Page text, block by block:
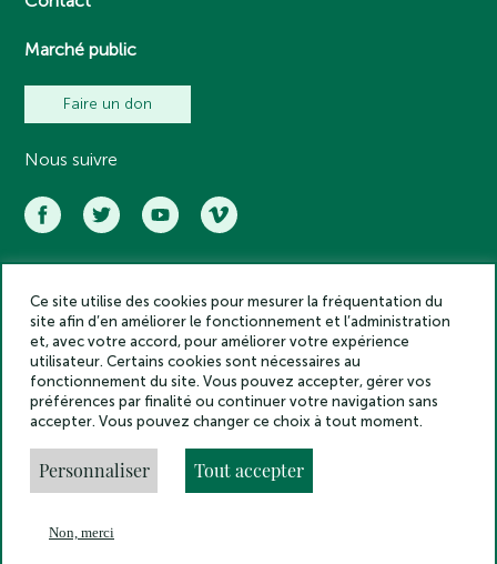
Marché public
Faire un don
Nous suivre
Académie des inscriptions et belles lettres – Tous droits réservés
2025
Politique de confidentialité
Mentions légales
Crédits
Gestion des cookies
Made by
Ce site utilise des cookies pour mesurer la fréquentation du
site afin d’en améliorer le fonctionnement et l’administration
et, avec votre accord, pour améliorer votre expérience
utilisateur. Certains cookies sont nécessaires au
fonctionnement du site. Vous pouvez accepter, gérer vos
préférences par finalité ou continuer votre navigation sans
accepter. Vous pouvez changer ce choix à tout moment.
Personnaliser Tout accepter
Non, merci